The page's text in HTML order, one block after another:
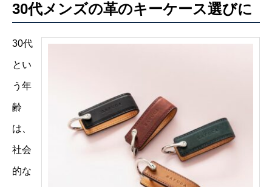
30代メンズの革のキーケース選びに
30代
とい
う年
齢
は、
社会
的な